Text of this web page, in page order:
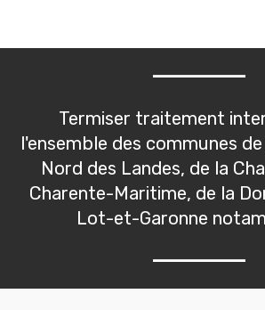
Termiser traitement
l'ensemble des communes
Nord des Landes, de la
Charente-Maritime, de la
Lot-et-Garonne